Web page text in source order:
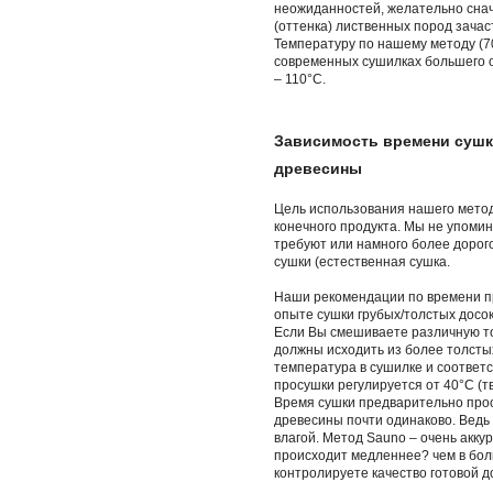
неожиданностей, желательно
(оттенка) лиственных пород
Температуру по нашему методу
современных сушилках большего
– 110°C.
Зависимость времени
древесины
Цель использования нашего
конечного продукта. Мы не
требуют или намного более
сушки (естественная сушка.
Наши рекомендации по времени
опыте сушки грубых/толстых
Если Вы смешиваете различную
должны исходить из более
температура в сушилке и
просушки регулируется от 40°C
Время сушки предварительно
древесины почти одинаково.
влагой. Метод Sauno – очень
происходит медленнее? чем в
контролируете качество готовой